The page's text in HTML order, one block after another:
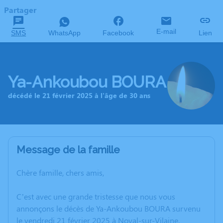
Partager
SMS WhatsApp Facebook E-mail Lien
Ya-Ankoubou BOURA
décédé le 21 février 2025 à l'âge de 30 ans
Message de la famille
Chère famille, chers amis,
C’est avec une grande tristesse que nous vous
annonçons le décès de Ya-Ankoubou BOURA survenu
le vendredi 21 février 2025 à Noyal-sur-Vilaine.